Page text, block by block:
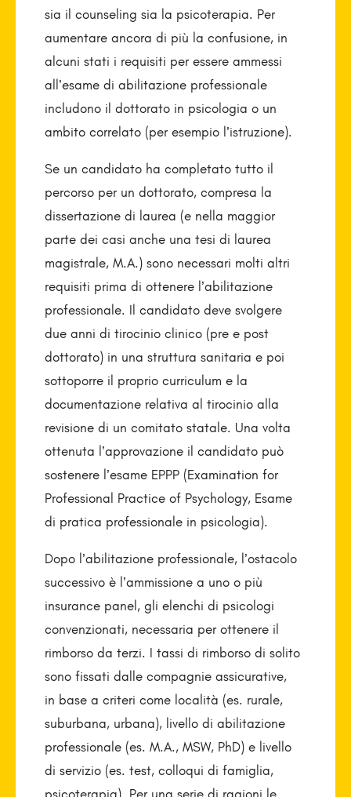
sia il counseling sia la psicoterapia. Per
aumentare ancora di più la confusione, in
alcuni stati i requisiti per essere ammessi
all’esame di abilitazione professionale
includono il dottorato in psicologia o un
ambito correlato (per esempio l’istruzione).
Se un candidato ha completato tutto il
percorso per un dottorato, compresa la
dissertazione di laurea (e nella maggior
parte dei casi anche una tesi di laurea
magistrale, M.A.) sono necessari molti altri
requisiti prima di ottenere l’abilitazione
professionale. Il candidato deve svolgere
due anni di tirocinio clinico (pre e post
dottorato) in una struttura sanitaria e poi
sottoporre il proprio curriculum e la
documentazione relativa al tirocinio alla
revisione di un comitato statale. Una volta
ottenuta l’approvazione il candidato può
sostenere l’esame EPPP (Examination for
Professional Practice of Psychology, Esame
di pratica professionale in psicologia).
Dopo l’abilitazione professionale, l’ostacolo
successivo è l’ammissione a uno o più
insurance panel, gli elenchi di psicologi
convenzionati, necessaria per ottenere il
rimborso da terzi. I tassi di rimborso di solito
sono fissati dalle compagnie assicurative,
in base a criteri come località (es. rurale,
suburbana, urbana), livello di abilitazione
professionale (es. M.A., MSW, PhD) e livello
di servizio (es. test, colloqui di famiglia,